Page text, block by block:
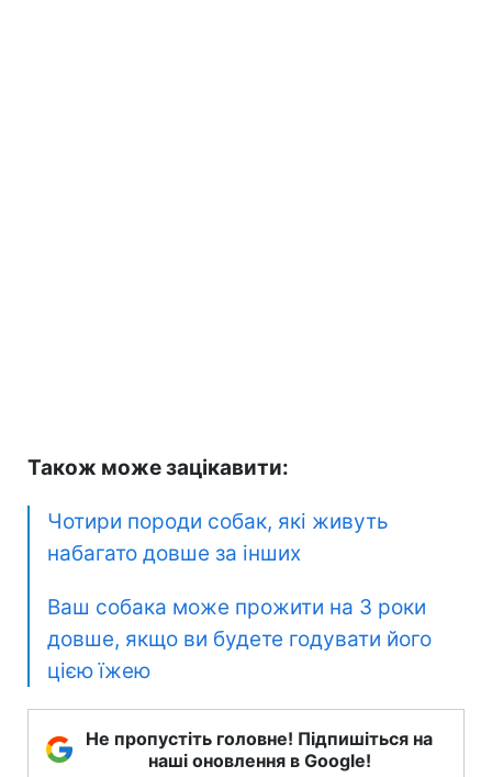
Також може зацікавити:
Чотири породи собак, які живуть
набагато довше за інших
Ваш собака може прожити на 3 роки
довше, якщо ви будете годувати його
цією їжею
Не пропустіть головне! Підпишіться на
наші оновлення в Google!